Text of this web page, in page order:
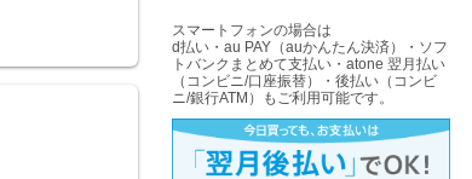
スマートフォンの場合は
d払い・au PAY（auかんたん決済）・ソフ
トバンクまとめて支払い・atone 翌月払い
（コンビニ/口座振替）・後払い（コンビ
ニ/銀行ATM）もご利用可能です。